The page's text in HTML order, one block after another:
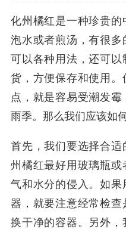
化州橘红是一种珍贵
泡水或者煎汤，有很
可以各种用法，还可
货，方便保存和使用
点，就是容易受潮发
雨季。那么我们应该如
首先，我们要选择合
州橘红最好用玻璃瓶
气和水分的侵入。如
器，就要注意经常检
换干净的容器。另外，